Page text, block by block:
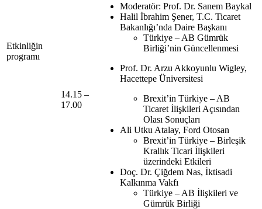
Etkinliğin
programı
14.15 –
17.00
Moderatör: Prof. Dr. Sanem Baykal
Halil İbrahim Şener, T.C. Ticaret
Bakanlığı’nda Daire Başkanı
Türkiye – AB Gümrük
Birliği’nin Güncellenmesi
Prof. Dr. Arzu Akkoyunlu Wigley,
Hacettepe Üniversitesi
Brexit’in Türkiye – AB
Ticaret İlişkileri Açısından
Olası Sonuçları
Ali Utku Atalay, Ford Otosan
Brexit’in Türkiye – Birleşik
Krallık Ticari İlişkileri
üzerindeki Etkileri
Doç. Dr. Çiğdem Nas, İktisadi
Kalkınma Vakfı
Türkiye – AB İlişkileri ve
Gümrük Birliği